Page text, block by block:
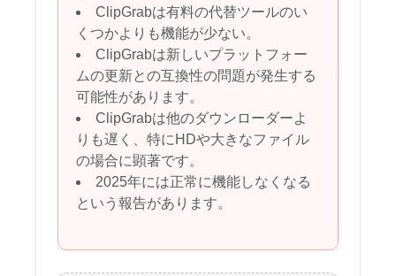
ClipGrabは有料の代替ツールのい
くつかよりも機能が少ない。
ClipGrabは新しいプラットフォー
ムの更新との互換性の問題が発生する
可能性があります。
ClipGrabは他のダウンローダーよ
りも遅く、特にHDや大きなファイル
の場合に顕著です。
2025年には正常に機能しなくなる
という報告があります。